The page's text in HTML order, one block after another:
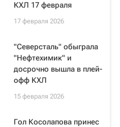
КХЛ 17 февраля
17 февраля 2026
"Северсталь" обыграла
"Нефтехимик" и
досрочно вышла в плей-
офф КХЛ
15 февраля 2026
Гол Косолапова принес